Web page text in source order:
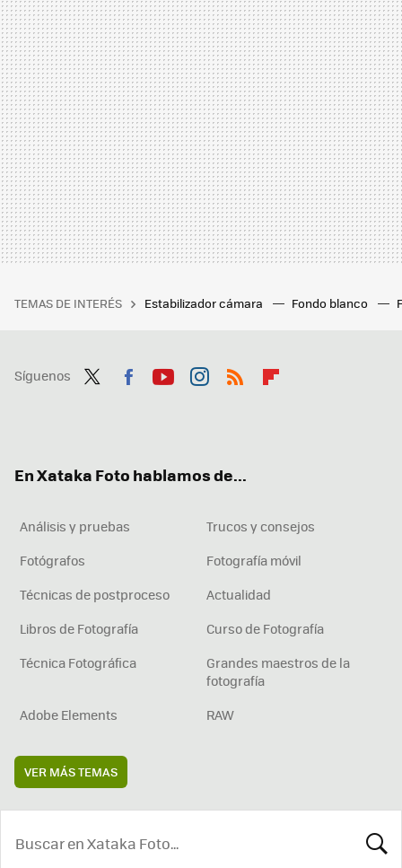
TEMAS DE INTERÉS Estabilizador cámara Fondo blanco
Síguenos
En Xataka Foto hablamos de...
Análisis y pruebas
Trucos y consejos
Fotógrafos
Fotografía móvil
Técnicas de postproceso
Actualidad
Libros de Fotografía
Curso de Fotografía
Técnica Fotográfica
Grandes maestros de la
fotografía
Adobe Elements
RAW
VER MÁS TEMAS